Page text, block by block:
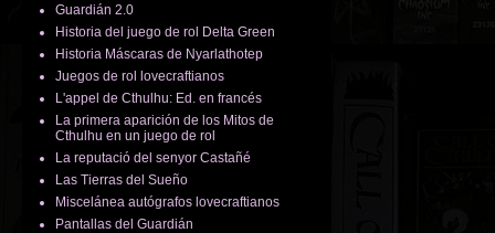
Guardián 2.0
Historia del juego de rol Delta Green
Historia Máscaras de Nyarlathotep
Juegos de rol lovecraftianos
L'appel de Cthulhu: Ed. en francés
La primera aparición de los Mitos de
Cthulhu en un juego de rol
La reputació del senyor Castañé
Las Tierras del Sueño
Miscelánea autógrafos lovecraftianos
Pantallas del Guardián